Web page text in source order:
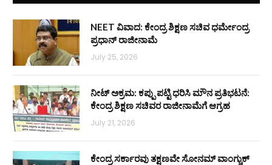
NEET ವಿವಾದ: ಕೇಂದ್ರ ಶಿಕ್ಷಣ ಸಚಿವ ಧರ್ಮೇಂದ್ರ
ಪ್ರಧಾನ್ ರಾಜೀನಾಮೆ
July 25, 2026
ನೀಟ್ ಅಕ್ರಮ: ಕಪ್ಪು ಪಟ್ಟಿ ಧರಿಸಿ ಮೌನ ಪ್ರತಿಭಟನೆ:
ಕೇಂದ್ರ ಶಿಕ್ಷಣ ಸಚಿವರ ರಾಜೀನಾಮೆಗೆ ಆಗ್ರಹ
July 21, 2026
ಕೇಂದ್ರ ಸರ್ಕಾರವು ತಕ್ಷಣವೇ ಸೋನಮ್ ವಾಂಗ್ಚುಕ್